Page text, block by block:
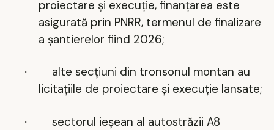
proiectare și execuție, finanțarea este
asigurată prin PNRR, termenul de finalizare
a șantierelor fiind 2026;
·
alte secțiuni din tronsonul montan au
licitațiile de proiectare și execuție lansate;
·
sectorul ieșean al autostrăzii A8